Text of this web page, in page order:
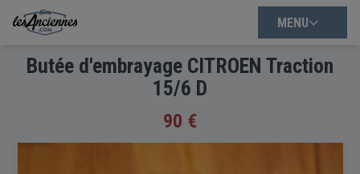
MENU
Butée d'embrayage CITROEN Traction
15/6 D
90 €